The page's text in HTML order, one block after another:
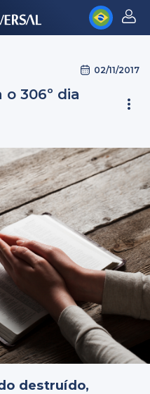
02/11/2017
o 306º dia
destruído,